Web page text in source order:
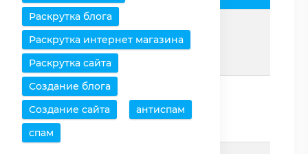
Раскрутка блога
Раскрутка интернет магазина
Раскрутка сайта
Создание блога
Создание сайта
антиспам
спам
Страница Подробнее
Производитель Intel